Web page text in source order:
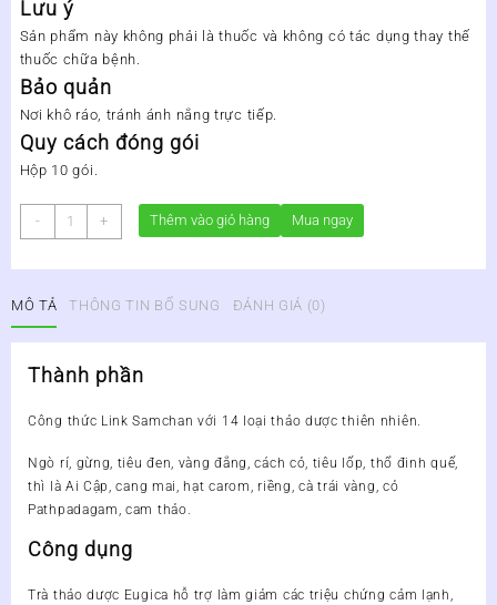
Lưu ý
Sản phẩm này không phải là thuốc và không có tác dụng thay thế
thuốc chữa bệnh.
Bảo quản
Nơi khô ráo, tránh ánh nắng trực tiếp.
Quy cách đóng gói
Hộp 10 gói.
-
TRÀ
THẢO
COLD
&
-
NHANH
TRIỆU
CHỨNG
CẢM
CÚM
số
lượng
+ Thêm vào giỏ hàng Mua ngay
MÔ TẢ THÔNG TIN BỔ SUNG ĐÁNH GIÁ (0)
Thành phần
Công thức Link Samchan với 14 loại thảo dược thiên nhiên.
Ngò rí, gừng, tiêu đen, vàng đắng, cách cỏ, tiêu lốp, thổ đinh quế,
thì là Ai Cập, cang mai, hạt carom, riềng, cà trái vàng, cỏ
Pathpadagam, cam thảo.
Công dụng
Trà thảo dược Eugica hỗ trợ làm giảm các triệu chứng cảm lạnh,